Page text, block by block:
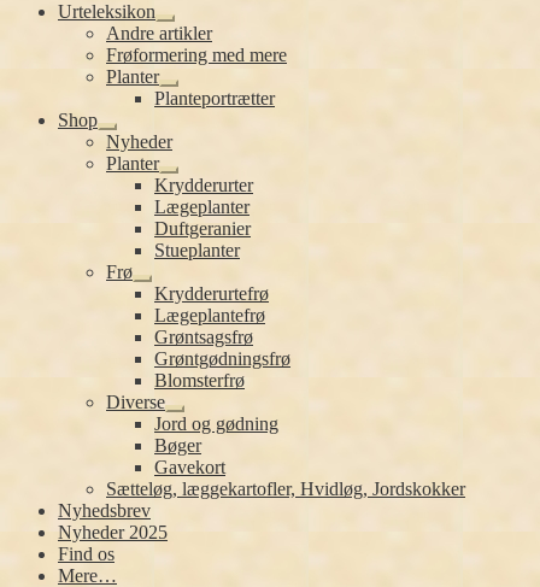
Urteleksikon
Udfold
undermenu
Andre artikler
Frøformering med mere
Planter
Udfold
undermenu
Planteportrætter
Shop
Udfold
undermenu
Nyheder
Planter
Udfold
undermenu
Krydderurter
Lægeplanter
Duftgeranier
Stueplanter
Frø
Udfold
undermenu
Krydderurtefrø
Lægeplantefrø
Grøntsagsfrø
Grøntgødningsfrø
Blomsterfrø
Diverse
Udfold
undermenu
Jord og gødning
Bøger
Gavekort
Sætteløg, læggekartofler, Hvidløg, Jordskokker
Nyhedsbrev
Nyheder 2025
Find os
Mere…